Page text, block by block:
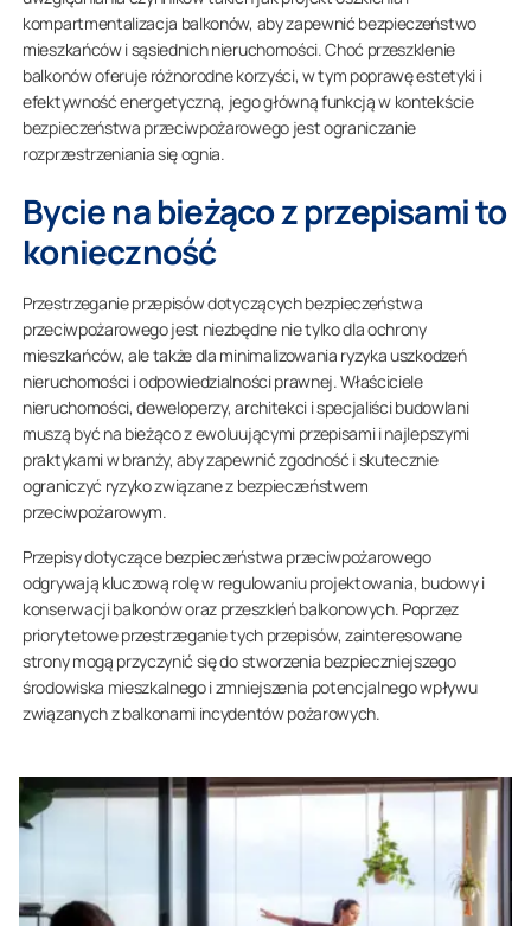
kompartmentalizacja balkonów, aby zapewnić bezpieczeństwo
mieszkańców i sąsiednich nieruchomości. Choć przeszklenie
balkonów oferuje różnorodne korzyści, w tym poprawę estetyki i
efektywność energetyczną, jego główną funkcją w kontekście
bezpieczeństwa przeciwpożarowego jest ograniczanie
rozprzestrzeniania się ognia.
Bycie na bieżąco z przepisami to
konieczność
Przestrzeganie przepisów dotyczących bezpieczeństwa
przeciwpożarowego jest niezbędne nie tylko dla ochrony
mieszkańców, ale także dla minimalizowania ryzyka uszkodzeń
nieruchomości i odpowiedzialności prawnej. Właściciele
nieruchomości, deweloperzy, architekci i specjaliści budowlani
muszą być na bieżąco z ewoluującymi przepisami i najlepszymi
praktykami w branży, aby zapewnić zgodność i skutecznie
ograniczyć ryzyko związane z bezpieczeństwem
przeciwpożarowym.
Przepisy dotyczące bezpieczeństwa przeciwpożarowego
odgrywają kluczową rolę w regulowaniu projektowania, budowy i
konserwacji balkonów oraz przeszkleń balkonowych. Poprzez
priorytetowe przestrzeganie tych przepisów, zainteresowane
strony mogą przyczynić się do stworzenia bezpieczniejszego
środowiska mieszkalnego i zmniejszenia potencjalnego wpływu
związanych z balkonami incydentów pożarowych.